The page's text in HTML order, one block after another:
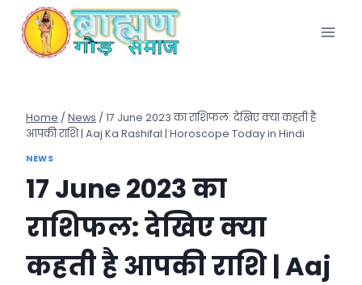
content
Home / News / 17 June 2023 का राशिफल: देखिए क्या कहती है
आपकी राशि | Aaj Ka Rashifal | Horoscope Today in Hindi
NEWS
17 June 2023 का
राशिफल: देखिए क्या
कहती है आपकी राशि | Aaj